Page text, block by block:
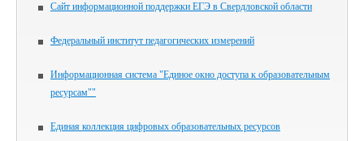
Сайт информационной поддержки ЕГЭ в Свердловской области
Федеральный институт педагогических измерений
Информационная система "Единое окно доступа к образовательным
ресурсам""
Единая коллекция цифровых образовательных ресурсов